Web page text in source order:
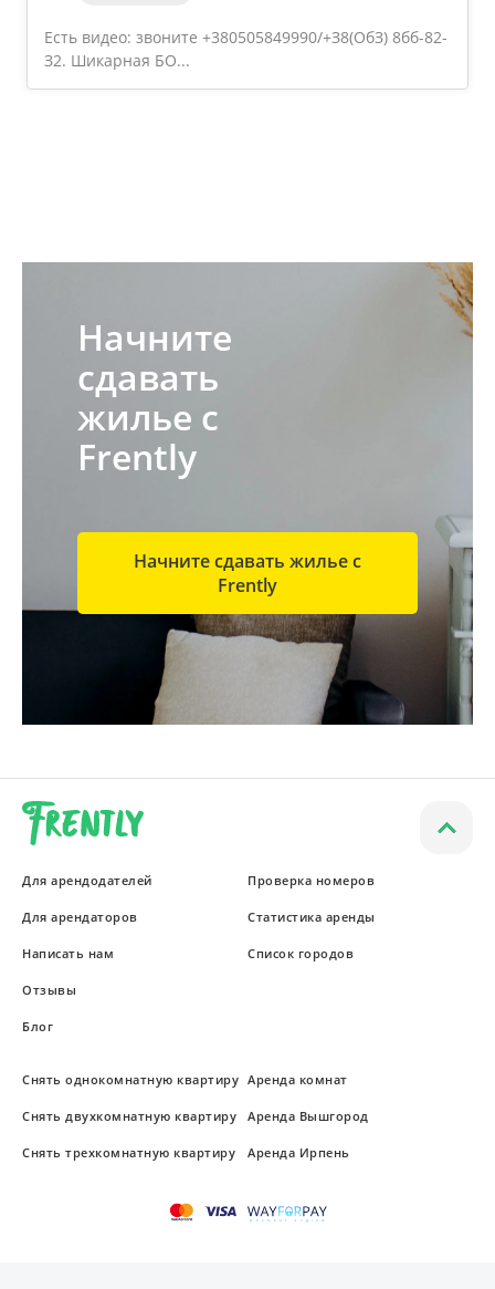
Есть видео: звоните +380505849990/+З8(OбЗ) 8бб-82-
З2. Шикарная БО...
Начните
сдавать
жилье с
Frently
Начните сдавать жилье с
Frently
Для арендодателей
Для арендаторов
Написать нам
Отзывы
Блог
Проверка номеров
Статистика аренды
Список городов
Снять однокомнатную квартиру
Снять двухкомнатную квартиру
Снять трехкомнатную квартиру
Аренда комнат
Аренда Вышгород
Аренда Ирпень